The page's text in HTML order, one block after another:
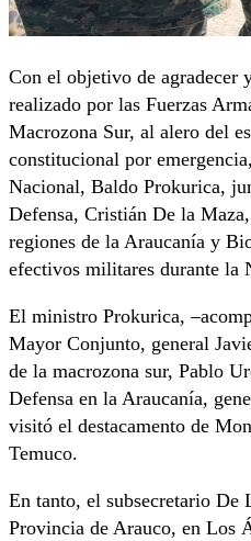
Con el objetivo de agradecer
realizado por las Fuerzas
Macrozona Sur, al alero del
constitucional por
Nacional, Baldo Prokurica,
Defensa, Cristián De la
regiones de la Araucanía y
efectivos militares durante la
El ministro Prokurica,
Mayor Conjunto, general
de la macrozona sur, Pablo
Defensa en la Araucanía,
visitó el destacamento de
Temuco.
En tanto, el subsecretario De
Provincia de Arauco, en Los